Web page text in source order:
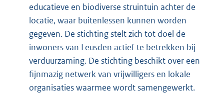
educatieve en biodiverse struintuin achter de
locatie, waar buitenlessen kunnen worden
gegeven. De stichting stelt zich tot doel de
inwoners van Leusden actief te betrekken bij
verduurzaming. De stichting beschikt over een
fijnmazig netwerk van vrijwilligers en lokale
organisaties waarmee wordt samengewerkt.